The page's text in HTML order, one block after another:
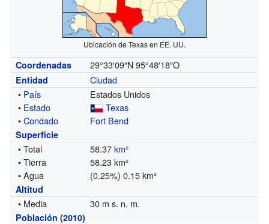
Ubicación de Texas en EE. UU.
Coordenadas 29°33′09″N 95°48′18″O
Entidad
Ciudad
• País
Estados Unidos
• Estado
Texas
•Condado Fort Bend
Superficie
• Total 58.37km²
• Tierra
58.23 km²
• Agua
(0.25%) 0.15 km²
Altitud
• Media 30 m s. n. m.
Población (2010)